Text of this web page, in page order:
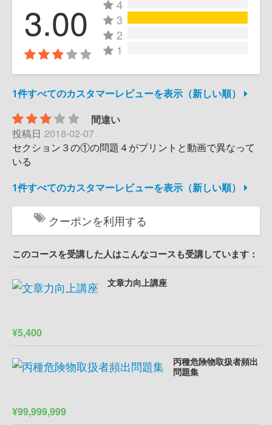
3.00
4
3
2
1
1件すべてのカスタマーレビューを表示（新しい順）
間違い
投稿日 2018-02-07
セクション３の①の問題４がプリントと動画で異なって
いる
1件すべてのカスタマーレビューを表示（新しい順）
クーポンを利用する
このコースを受講した人はこんなコースも受講しています：
文章力向上講座
¥5,400
丙種危険物取扱者頻出
問題集
¥99,999,999